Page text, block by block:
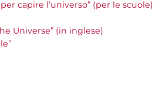
capire l’universo” (per le scuole)
Universe” (in inglese)